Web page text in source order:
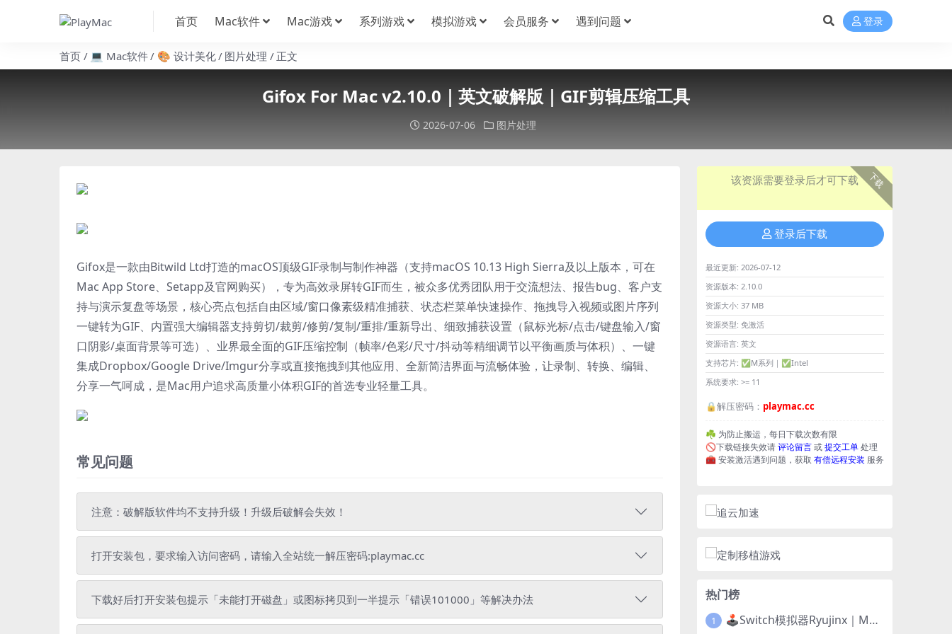
首页 Mac软件 Mac游戏 系列游戏 模拟游戏 会员服务 遇到问题 登录
首页 💻 Mac软件 🎨 设计美化 图片处理 正文
Gifox For Mac v2.10.0｜英文破解版｜GIF剪辑压缩工具
2026-07-06 图片处理
Gifox是一款由Bitwild Ltd打造的macOS顶级GIF录制与制作神器（支持macOS 10.13 High Sierra及以上版本，可在
Mac App Store、Setapp及官网购买），专为高效录屏转GIF而生，被众多优秀团队用于交流想法、报告bug、客户支
持与演示复盘等场景，核心亮点包括自由区域/窗口像素级精准捕获、状态栏菜单快速操作、拖拽导入视频或图片序列
一键转为GIF、内置强大编辑器支持剪切/裁剪/修剪/复制/重排/重新导出、细致捕获设置（鼠标光标/点击/键盘输入/窗
口阴影/桌面背景等可选）、业界最全面的GIF压缩控制（帧率/色彩/尺寸/抖动等精细调节以平衡画质与体积）、一键
集成Dropbox/Google Drive/Imgur分享或直接拖拽到其他应用、全新简洁界面与流畅体验，让录制、转换、编辑、
分享一气呵成，是Mac用户追求高质量小体积GIF的首选专业轻量工具。
常见问题
注意：破解版软件均不支持升级！升级后破解会失效！
打开安装包，要求输入访问密码，请输入全站统一解压密码:playmac.cc
下载好后打开安装包提示「未能打开磁盘」或图标拷贝到一半提示「错误101000」等解决办法
下载
该资源需要登录后才可下载
登录后下载
最近更新: 2026-07-12
资源版本: 2.10.0
资源大小: 37 MB
资源类型: 免激活
资源语言: 英文
支持芯片: ✅M系列｜✅Intel
系统要求: >= 11
🔒解压密码： playmac.cc
☘️ 为防止搬运，每日下载次数有限
🚫下载链接失效请评论留言或提交工单处理
🧰 安装激活遇到问题，获取 有偿远程安装 服务
热门榜
1 🕹️Switch模拟器Ryujinx｜Mac+Win版｜开发团队已解散此乃最后的绝唱版本